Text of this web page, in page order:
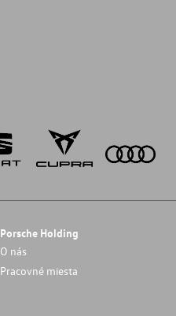
Porsche Holding
O nás
Pracovné miesta